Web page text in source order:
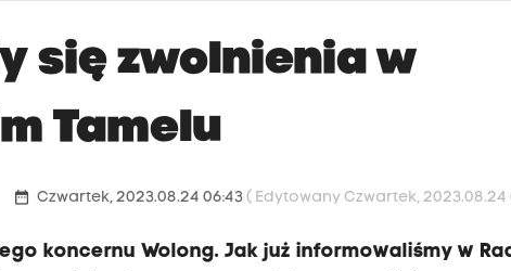
się zwolnienia w
Tamelu
date_range Czwartek, 2023.08.24 06:43( Edytowany Czwartek, 2023.08.24
koncernu Wolong. Jak już informowaliśmy w